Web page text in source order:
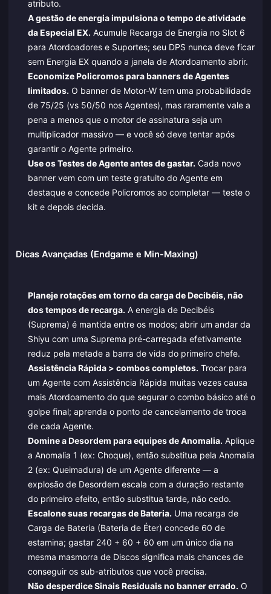
atributo.
A gestão de energia impulsiona o tempo de atividade
da Especial EX. Acumule Recarga de Energia no Slot 6
para Atordoadores e Suportes; seu DPS nunca deve ficar
sem Energia EX quando a janela de Atordoamento abrir.
Economize Policromos para banners de Agentes
limitados. O banner de Motor-W tem uma probabilidade
de 75/25 (vs 50/50 nos Agentes), mas raramente vale a
pena a menos que o motor de assinatura seja um
multiplicador massivo — e você só deve tentar após
garantir o Agente primeiro.
Use os Testes de Agente antes de gastar. Cada novo
banner vem com um teste gratuito do Agente em
destaque e concede Policromos ao completar — teste o
kit e depois decida.
Dicas Avançadas (Endgame e Min-Maxing)
Planeje rotações em torno da carga de Decibéis, não
dos tempos de recarga. A energia de Decibéis
(Suprema) é mantida entre os modos; abrir um andar da
Shiyu com uma Suprema pré-carregada efetivamente
reduz pela metade a barra de vida do primeiro chefe.
Assistência Rápida > combos completos. Trocar para
um Agente com Assistência Rápida muitas vezes causa
mais Atordoamento do que segurar o combo básico até o
golpe final; aprenda o ponto de cancelamento de troca
de cada Agente.
Domine a Desordem para equipes de Anomalia. Aplique
a Anomalia 1 (ex: Choque), então substitua pela Anomalia
2 (ex: Queimadura) de um Agente diferente — a
explosão de Desordem escala com a duração restante
do primeiro efeito, então substitua tarde, não cedo.
Escalone suas recargas de Bateria. Uma recarga de
Carga de Bateria (Bateria de Éter) concede 60 de
estamina; gastar 240 + 60 + 60 em um único dia na
mesma masmorra de Discos significa mais chances de
conseguir os sub-atributos que você precisa.
Não desperdice Sinais Residuais no banner errado. O